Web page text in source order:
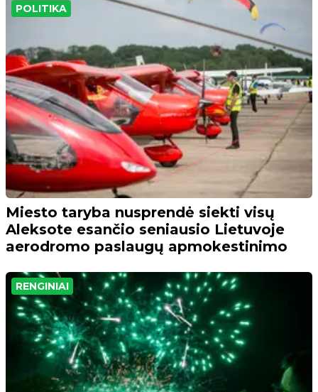
POLITIKA
Miesto taryba nusprendė siekti visų
Aleksote esančio seniausio Lietuvoje
aerodromo paslaugų apmokestinimo
RENGINIAI